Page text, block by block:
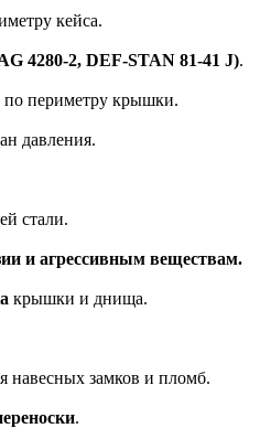
кейса.
4280-2, DEF-STAN 81-41 J).
по периметру крышки.
давления.
стали.
и агрессивным веществам.
крышки и днища.
навесных замков и пломб.
.